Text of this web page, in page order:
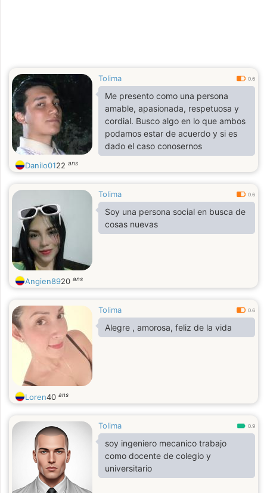
Tolima 0.6
Me presento como una persona
amable, apasionada, respetuosa y
cordial. Busco algo en lo que ambos
podamos estar de acuerdo y si es
dado el caso conosernos
Danilo0122 ans
Tolima 0.6
Soy una persona social en busca de
cosas nuevas
Angien8920 ans
Tolima 0.6
Alegre , amorosa, feliz de la vida
Loren40 ans
Tolima 0.9
soy ingeniero mecanico trabajo
como docente de colegio y
universitario